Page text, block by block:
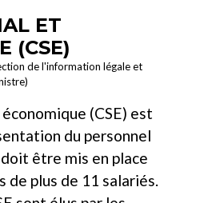
ET
(CSE)
de l'information légale et
(CSE) est
du personnel
être mis en place
de plus de 11 salariés.